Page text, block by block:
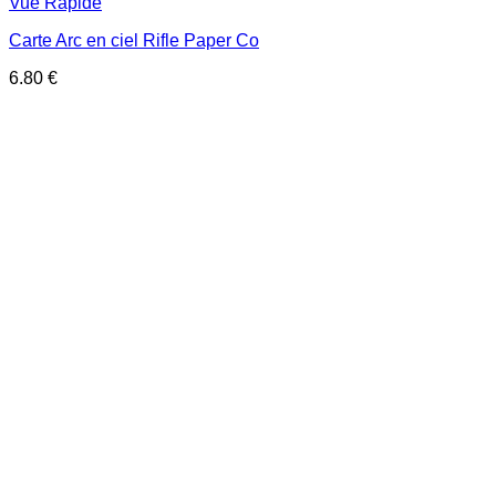
Carte Arc en ciel Rifle Paper Co
6.80 €